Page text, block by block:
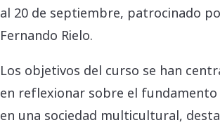
al 20 de septiembre, patrocinado
Fernando Rielo.
Los objetivos del curso se han
en reflexionar sobre el fundamento
en una sociedad multicultural,